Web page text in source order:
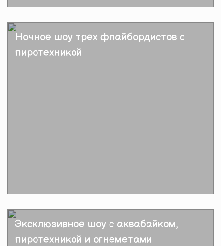
Подробнее
Ночное шоу трех флайбордистов с
пиротехникой
Подробнее
Эксклюзивное шоу с аквабайком,
пиротехникой и огнеметами